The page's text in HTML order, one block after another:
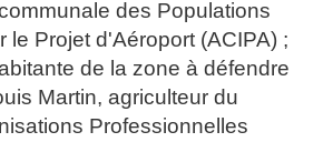
des Populations
le Projet d'Aéroport (ACIPA) ;
de la zone à défendre
Martin, agriculteur du
Professionnelles